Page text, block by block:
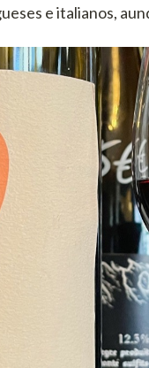
e italianos,